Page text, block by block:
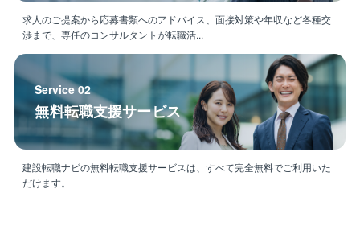
求人のご提案から応募書類へのアドバイス、面接対策や年収など各種交
渉まで、専任のコンサルタントが転職活...
Service 02
無料転職支援サービス
建設転職ナビの無料転職支援サービスは、すべて完全無料でご利用いた
だけます。